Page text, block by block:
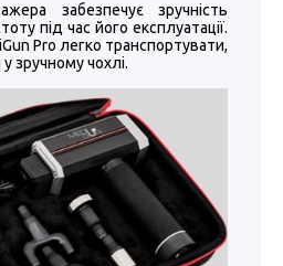
забезпечує зручність
під час його експлуатації.
Pro легко транспортувати,
зручному чохлі.